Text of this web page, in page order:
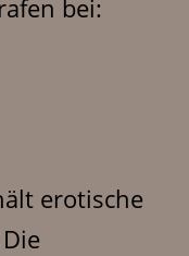
bei:
erotische